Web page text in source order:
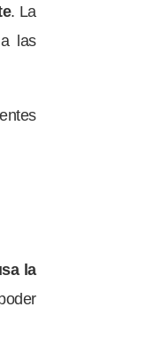
. La
las
la